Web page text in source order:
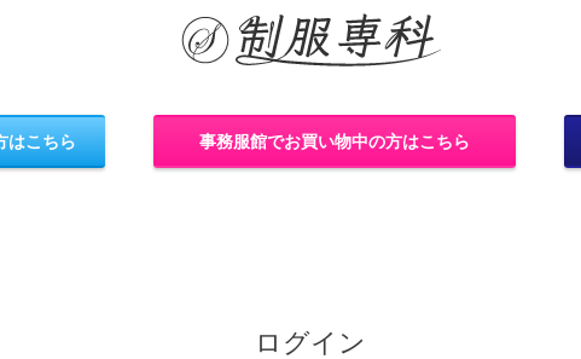
はこちら 事務服館でお買い物中の方はこちら
ログイン